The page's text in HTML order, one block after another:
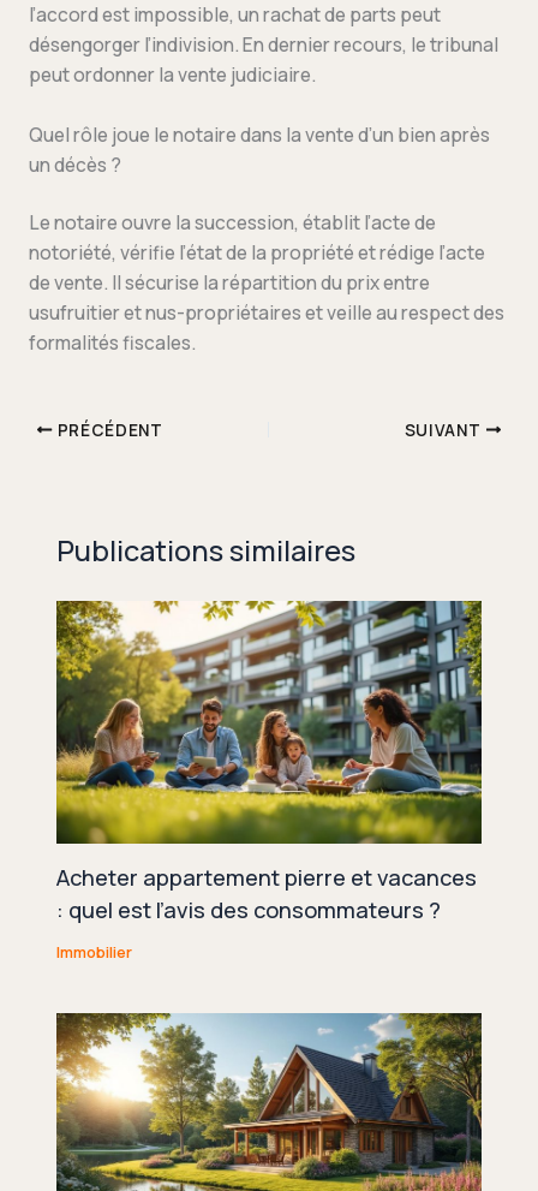
l’accord est impossible, un rachat de parts peut
désengorger l’indivision. En dernier recours, le tribunal
peut ordonner la vente judiciaire.
Quel rôle joue le notaire dans la vente d’un bien après
un décès ?
Le notaire ouvre la succession, établit l’acte de
notoriété, vérifie l’état de la propriété et rédige l’acte
de vente. Il sécurise la répartition du prix entre
usufruitier et nus-propriétaires et veille au respect des
formalités fiscales.
PRÉCÉDENT SUIVANT
Publications similaires
Acheter appartement pierre et vacances
: quel est l’avis des consommateurs ?
Immobilier